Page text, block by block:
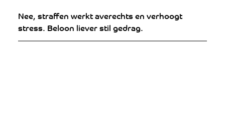
Nee, straffen werkt averechts en verhoogt
stress. Beloon liever stil gedrag.